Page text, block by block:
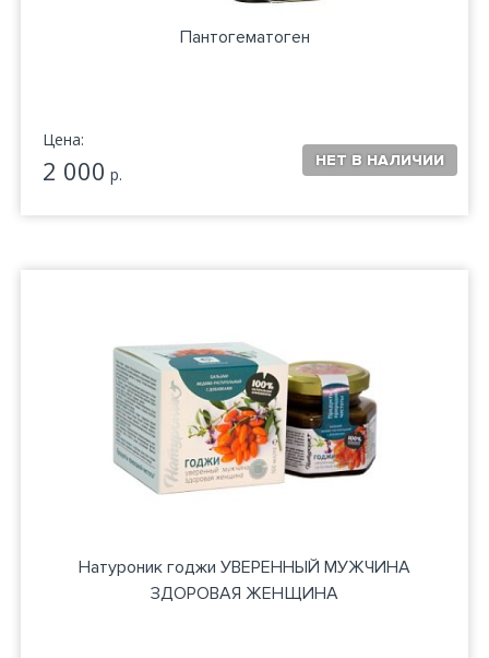
Пантогематоген
Цена:
2 000 р.
Натуроник годжи УВЕРЕННЫЙ МУЖЧИНА
ЗДОРОВАЯ ЖЕНЩИНА